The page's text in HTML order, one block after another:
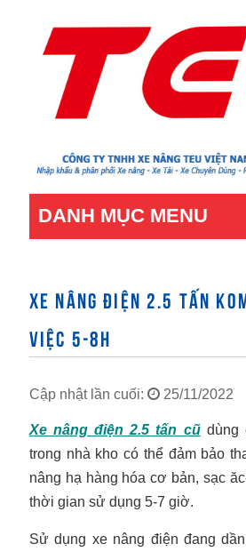
DANH MỤC MENU
XE NÂNG ĐIỆN 2.5 TẤN
VIỆC 5-8H
Cập nhật lần cuối: 25/11/2022
Xe nâng điện 2.5 tấn cũdùng
trong nhà kho có thể đảm bảo
nâng hạ hàng hóa cơ bản, sạc
thời gian sử dụng 5-7 giờ.
Sử dụng xe nâng điện đang